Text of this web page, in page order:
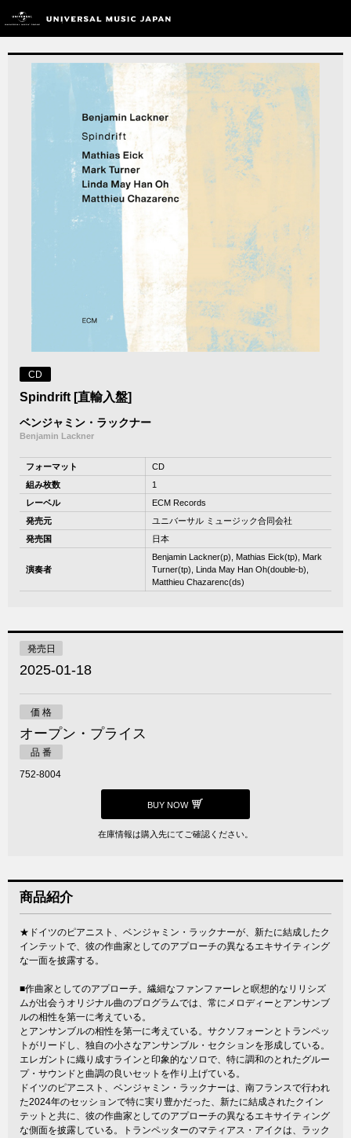
CD
Spindrift [直輸入盤]
ベンジャミン・ラックナー
Benjamin Lackner
フォーマット
CD
組み枚数
1
レーベル
ECM Records
発売元
ユニバーサル ミュージック合同会社
発売国
日本
演奏者
Benjamin Lackner(p), Mathias Eick(tp), Mark
Turner(tp), Linda May Han Oh(double-b),
Matthieu Chazarenc(ds)
発売日
2025-01-18
価 格
オープン・プライス
品 番
752-8004
BUY NOW
在庫情報は購入先にてご確認ください。
商品紹介
★ドイツのピアニスト、ベンジャミン・ラックナーが、新たに結成したク
インテットで、彼の作曲家としてのアプローチの異なるエキサイティング
な一面を披露する。
■作曲家としてのアプローチ。繊細なファンファーレと瞑想的なリリシズ
ムが出会うオリジナル曲のプログラムでは、常にメロディーとアンサンブ
ルの相性を第一に考えている。
とアンサンブルの相性を第一に考えている。サクソフォーンとトランペッ
トがリードし、独自の小さなアンサンブル・セクションを形成している。
エレガントに織り成すラインと印象的なソロで、特に調和のとれたグルー
プ・サウンドと曲調の良いセットを作り上げている。
ドイツのピアニスト、ベンジャミン・ラックナーは、南フランスで行われ
た2024年のセッションで特に実り豊かだった、新たに結成されたクイン
テットと共に、彼の作曲家としてのアプローチの異なるエキサイティング
な側面を披露している。トランペッターのマティアス・アイクは、ラック